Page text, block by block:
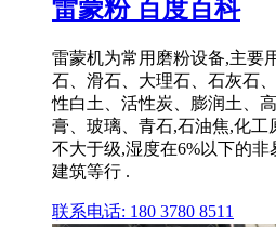
雷蒙粉 百度百科
雷蒙机为常用磨粉设备,主要
石、滑石、大理石、石灰石
性白土、活性炭、膨润土、
膏、玻璃、青石,石油焦,化工
不大于级,湿度在6%以下的非
建筑等行 .
联系电话: 180 3780 8511